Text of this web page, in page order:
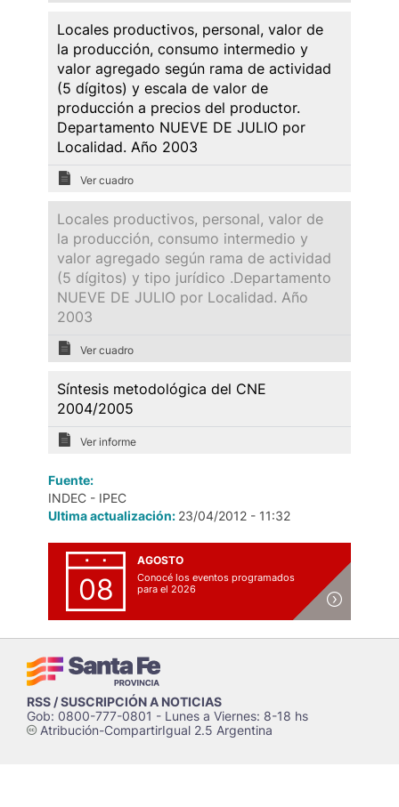
Locales productivos, personal, valor de
la producción, consumo intermedio y
valor agregado según rama de actividad
(5 dígitos) y escala de valor de
producción a precios del productor.
Departamento NUEVE DE JULIO por
Localidad. Año 2003
Ver cuadro
Locales productivos, personal, valor de
la producción, consumo intermedio y
valor agregado según rama de actividad
(5 dígitos) y tipo jurídico .Departamento
NUEVE DE JULIO por Localidad. Año
2003
Ver cuadro
Síntesis metodológica del CNE
2004/2005
Ver informe
Fuente:
INDEC - IPEC
Ultima actualización: 23/04/2012 - 11:32
08
AGOSTO
Conocé los eventos programados
para el 2026
RSS / SUSCRIPCIÓN A NOTICIAS
Gob: 0800-777-0801 - Lunes a Viernes: 8-18 hs
cAtribución-CompartirIgual 2.5 Argentina